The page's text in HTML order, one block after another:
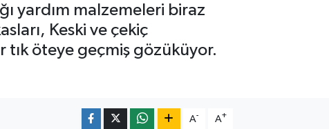
yardım malzemeleri biraz
Keski ve çekiç
öteye geçmiş gözüküyor.
A- A+